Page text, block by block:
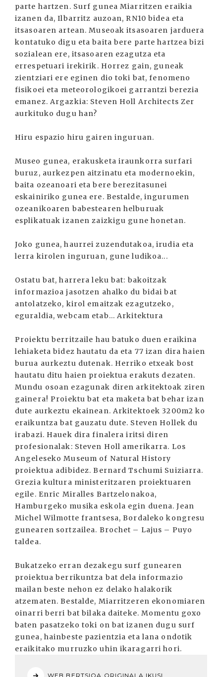
parte hartzen. Surf gunea Miarritzen eraikia
izanen da, Ilbarritz auzoan, RN10 bidea eta
itsasoaren artean. Museoak itsasoaren jarduera
kontatuko digu eta baita bere parte hartzea bizi
sozialean ere, itsasoaren ezagutza eta
errespetuari irekirik. Horrez gain, guneak
zientziari ere eginen dio toki bat, fenomeno
fisikoei eta meteorologikoei garrantzi berezia
emanez. Argazkia: Steven Holl Architects Zer
aurkituko dugu han?
Hiru espazio hiru gairen inguruan.
Museo gunea, erakusketa iraunkorra surfari
buruz, aurkezpen aitzinatu eta modernoekin,
baita ozeanoari eta bere berezitasunei
eskainiriko gunea ere. Bestalde, ingurumen
ozeanikoaren babestearen helburuak
esplikatuak izanen zaizkigu gune honetan.
Joko gunea, haurrei zuzendutakoa, irudia eta
lerra kirolen inguruan, gune ludikoa...
Ostatu bat, harrera leku bat: bakoitzak
informazioa jasotzen ahalko du bidai bat
antolatzeko, kirol emaitzak ezagutzeko,
eguraldia, webcam etab... Arkitektura
Proiektu berritzaile hau batuko duen eraikina
lehiaketa bidez hautatu da eta 77 izan dira haien
burua aurkeztu dutenak. Herriko etxeak bost
hautatu ditu haien proiektua erakuts dezaten.
Mundu osoan ezagunak diren arkitektoak ziren
gainera! Proiektu bat eta maketa bat behar izan
dute aurkeztu ekainean. Arkitektoek 3200m2 ko
eraikuntza bat gauzatu dute. Steven Hollek du
irabazi. Hauek dira finalera iritsi diren
profesionalak: Steven Holl amerikarra. Los
Angeleseko Museum of Natural History
proiektua adibidez. Bernard Tschumi Suiziarra.
Grezia kultura ministeritzaren proiektuaren
egile. Enric Miralles Bartzelonakoa,
Hamburgeko musika eskola egin duena. Jean
Michel Wilmotte frantsesa, Bordaleko kongresu
gunearen sortzailea. Brochet – Lajus – Puyo
taldea.
Bukatzeko erran dezakegu surf gunearen
proiektua berrikuntza bat dela informazio
mailan beste nehon ez delako halakorik
atzematen. Bestalde, Miarritzeren ekonomiaren
oinarri berri bat bilaka daiteke. Momentu goxo
baten pasatzeko toki on bat izanen dugu surf
gunea, hainbeste pazientzia eta lana ondotik
eraikitako murruzko uhin ikaragarri hori.
WEB BERTSIOA ORIGINALA IKUSI